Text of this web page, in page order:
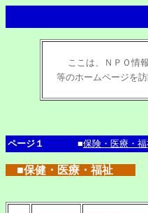
ここは、ＮＰＯ情
等のホームページを
ページ１ ■保険・医療・福
■保健・医療・福祉